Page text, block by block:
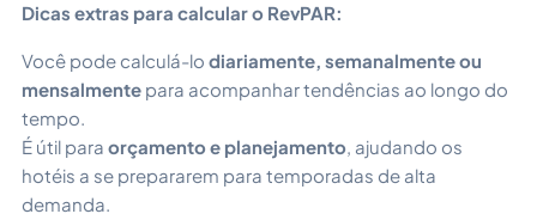
Dicas extras para calcular o RevPAR:
Você pode calculá-lo diariamente, semanalmente ou
mensalmente para acompanhar tendências ao longo do
tempo.
É útil para orçamento e planejamento, ajudando os
hotéis a se prepararem para temporadas de alta
demanda.